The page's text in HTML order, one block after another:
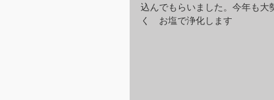
込んでもらいました。今年も
く　お塩で浄化します